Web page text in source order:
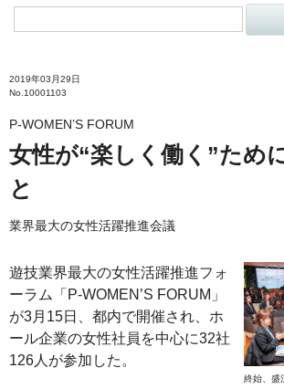
2019年03月29日
No.10001103
P-WOMEN’S FORUM
女性が“楽しく働く”ため
と
業界最大の女性活躍推進会議
終始、盛
遊技業界最大の女性活躍推進フォ
ーラム「P‐WOMEN’S FORUM」
が3月15日、都内で開催され、ホ
ール企業の女性社員を中心に32社
126人が参加した。